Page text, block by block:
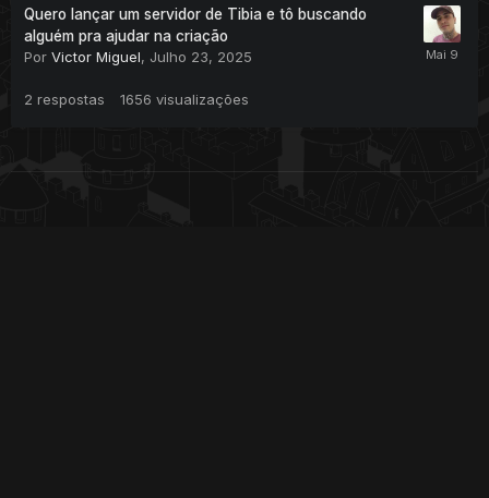
Quero lançar um servidor de Tibia e tô buscando
alguém pra ajudar na criação
Por Victor Miguel, Julho 23, 2025
2 respostas 1656 visualizações